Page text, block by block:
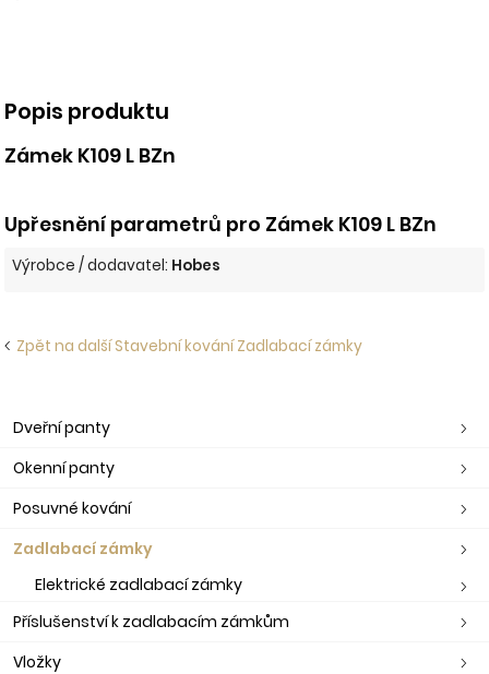
Popis produktu
Zámek K109 L BZn
Upřesnění parametrů pro Zámek K109 L BZn
Výrobce / dodavatel: Hobes
Zpět na další Stavební kování Zadlabací zámky
Dveřní panty
Okenní panty
Posuvné kování
Zadlabací zámky
Elektrické zadlabací zámky
Příslušenství k zadlabacím zámkům
Vložky